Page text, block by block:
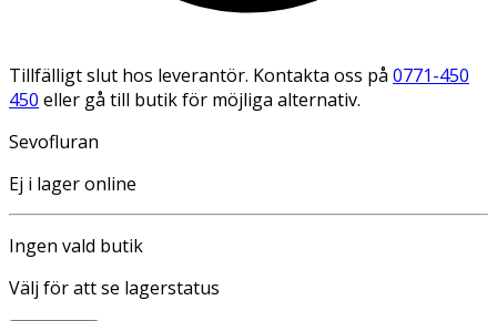
Tillfälligt slut hos leverantör. Kontakta oss på 0771-450
450 eller gå till butik för möjliga alternativ.
Sevofluran
Ej i lager online
Ingen vald butik
Välj för att se lagerstatus